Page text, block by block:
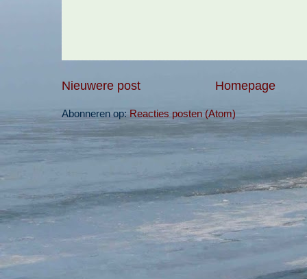
Nieuwere post Homepage
Abonneren op: Reacties posten (Atom)